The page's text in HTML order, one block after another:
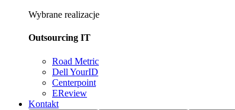
Wybrane realizacje
Outsourcing IT
Road Metric
Dell YourID
Centerpoint
EReview
Kontakt